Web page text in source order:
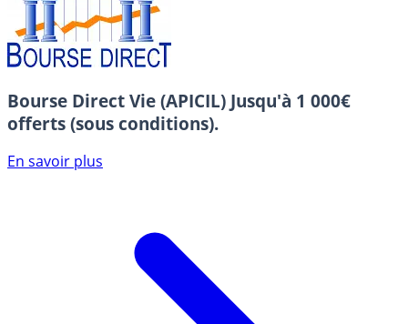
Bourse Direct Vie (APICIL) Jusqu'à 1 000€
offerts (sous conditions).
En savoir plus